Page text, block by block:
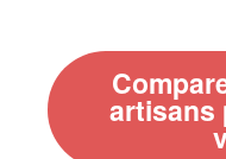
artisans